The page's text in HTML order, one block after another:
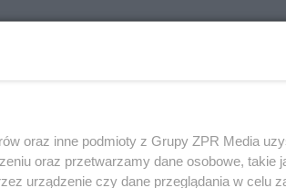
oraz inne podmioty z Grupy ZPR Media
oraz przetwarzamy dane osobowe, takie
urządzenie czy dane przeglądania w celu